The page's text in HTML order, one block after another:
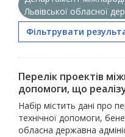
Львівської обласної
Фільтрувати
Перелік проектів
допомоги, що
Набір містить дані про
технічної допомоги,
обласна державна